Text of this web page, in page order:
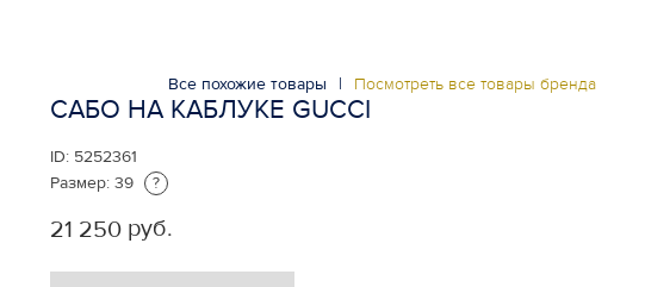
Все похожие товары | Посмотреть все товары бренда
САБО НА КАБЛУКЕ GUCCI
ID: 5252361
Размер: 39 ?
21 250 руб.